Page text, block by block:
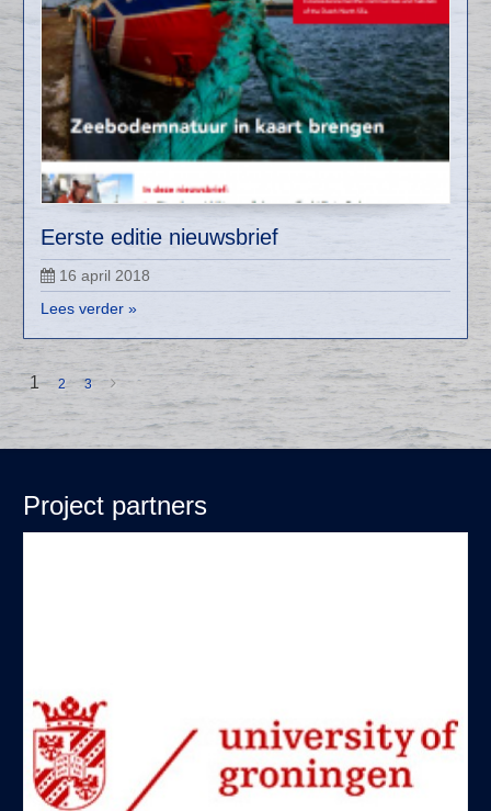
Eerste editie nieuwsbrief
16 april 2018
Lees verder »
1 2 3
Project partners